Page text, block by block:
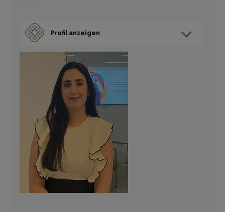
Profil anzeigen